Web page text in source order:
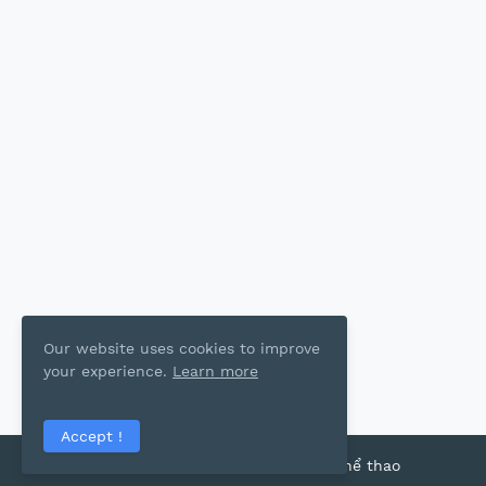
2022 Copyright - Thể thao
Our website uses cookies to improve
your experience. Learn more
Accept !